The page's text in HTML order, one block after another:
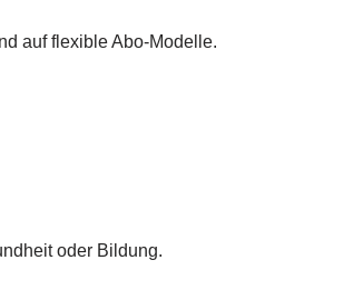
auf flexible Abo-Modelle.
oder Bildung.